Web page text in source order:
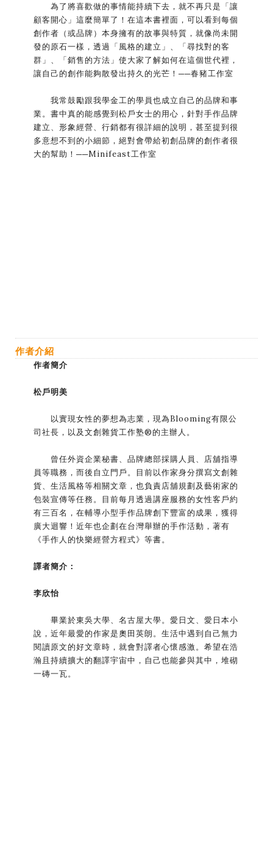
為了將喜歡做的事情能持續下去，就不再只是「讓
顧客開心」這麼簡單了！在這本書裡面，可以看到每個
創作者（或品牌）本身擁有的故事與特質，就像尚未開
發的原石一樣，透過「風格的建立」、「尋找對的客
群」、「銷售的方法」使大家了解如何在這個世代裡，
讓自己的創作能夠散發出持久的光芒！──春豬工作室
我常鼓勵跟我學金工的學員也成立自己的品牌和事
業。書中真的能感覺到松戶女士的用心，針對手作品牌
建立、形象經營、行銷都有很詳細的說明，甚至提到很
多意想不到的小細節，絕對會帶給初創品牌的創作者很
大的幫助！──Minifeast工作室
作者介紹
作者簡介
松戶明美
以實現女性的夢想為志業，現為Blooming有限公
司社長，以及文創雜貨工作塾®的主辦人。
曾任外資企業秘書、品牌總部採購人員、店舖指導
員等職務，而後自立門戶。目前以作家身分撰寫文創雜
貨、生活風格等相關文章，也負責店舖規劃及藝術家的
包裝宣傳等任務。目前每月透過講座服務的女性客戶約
有三百名，在輔導小型手作品牌創下豐富的成果，獲得
廣大迴響！近年也企劃在台灣舉辦的手作活動，著有
《手作人的快樂經營方程式》等書。
譯者簡介：
李欣怡
畢業於東吳大學、名古屋大學。愛日文、愛日本小
說，近年最愛的作家是奧田英朗。生活中遇到自己無力
閱讀原文的好文章時，就會對譯者心懷感激。希望在浩
瀚且持續擴大的翻譯宇宙中，自己也能參與其中，堆砌
一磚一瓦。